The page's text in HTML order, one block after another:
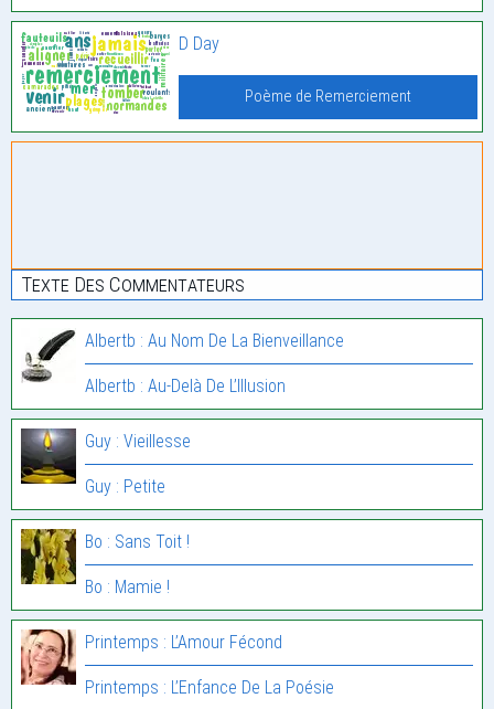
D Day
Poème de Remerciement
Texte Des Commentateurs
Albertb : Au Nom De La Bienveillance
Albertb : Au-Delà De L’Illusion
Guy : Vieillesse
Guy : Petite
Bo : Sans Toit !
Bo : Mamie !
Printemps : L’Amour Fécond
Printemps : L’Enfance De La Poésie